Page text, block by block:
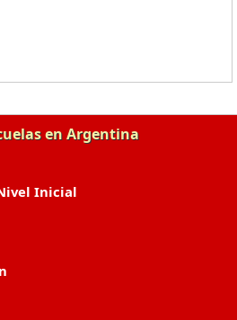
en Argentina
Inicial